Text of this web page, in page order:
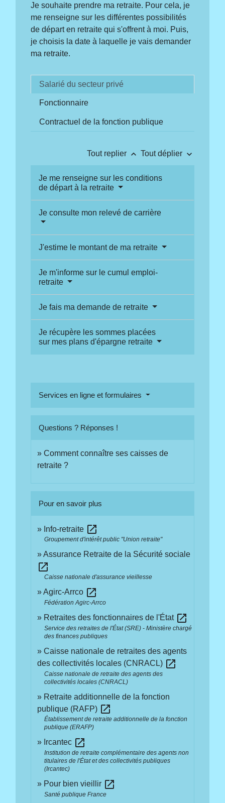
Je souhaite prendre ma retraite. Pour cela, je
me renseigne sur les différentes possibilités
de départ en retraite qui s'offrent à moi. Puis,
je choisis la date à laquelle je vais demander
ma retraite.
Salarié du secteur privé
Fonctionnaire
Contractuel de la fonction publique
Tout replier keyboard_arrow_up Tout déplier keyboard_arrow_down
Je me renseigne sur les conditions
de départ à la retraite
Je consulte mon relevé de carrière
J'estime le montant de ma retraite
Je m'informe sur le cumul emploi-
retraite
Je fais ma demande de retraite
Je récupère les sommes placées
sur mes plans d'épargne retraite
Services en ligne et formulaires
Questions ? Réponses !
Comment connaître ses caisses de
retraite ?
Pour en savoir plus
Info-retraite open_in_new
Groupement d'intérêt public "Union retraite"
Assurance Retraite de la Sécurité sociale
open_in_new
Caisse nationale d'assurance vieillesse
Agirc-Arrco open_in_new
Fédération Agirc-Arrco
Retraites des fonctionnaires de l'État open_in_new
Service des retraites de l'État (SRE) - Ministère chargé
des finances publiques
Caisse nationale de retraites des agents
des collectivités locales (CNRACL) open_in_new
Caisse nationale de retraite des agents des
collectivités locales (CNRACL)
Retraite additionnelle de la fonction
publique (RAFP) open_in_new
Établissement de retraite additionnelle de la fonction
publique (ERAFP)
Ircantec open_in_new
Institution de retraite complémentaire des agents non
titulaires de l'État et des collectivités publiques
(Ircantec)
Pour bien vieillir open_in_new
Santé publique France